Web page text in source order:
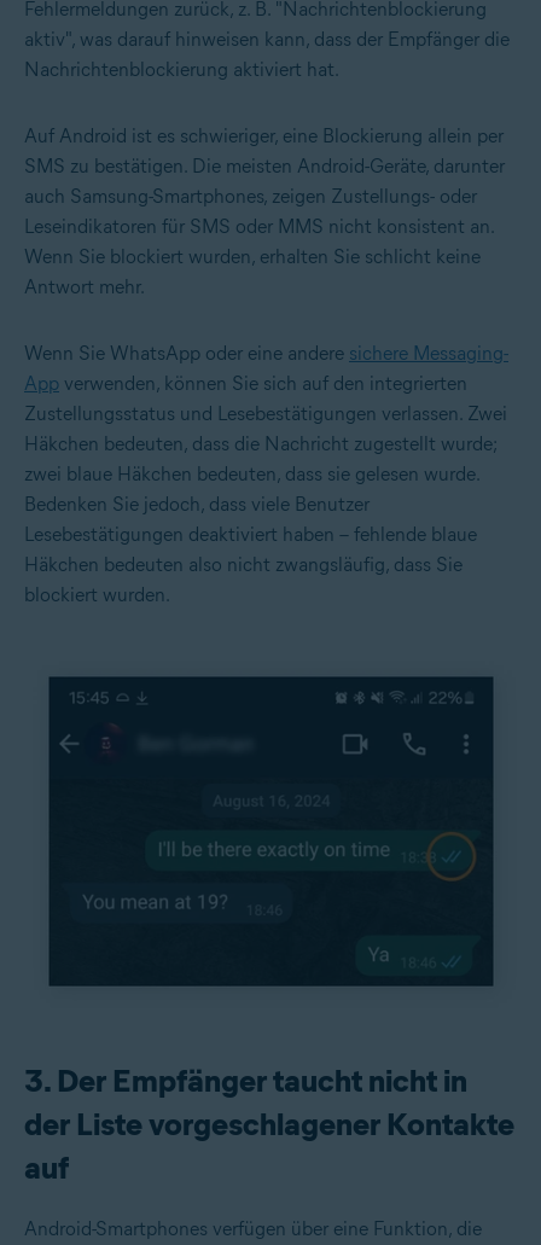
Fehlermeldungen zurück, z. B. "Nachrichtenblockierung
aktiv", was darauf hinweisen kann, dass der Empfänger die
Nachrichtenblockierung aktiviert hat.
Auf Android ist es schwieriger, eine Blockierung allein per
SMS zu bestätigen. Die meisten Android-Geräte, darunter
auch Samsung-Smartphones, zeigen Zustellungs- oder
Leseindikatoren für SMS oder MMS nicht konsistent an.
Wenn Sie blockiert wurden, erhalten Sie schlicht keine
Antwort mehr.
Wenn Sie WhatsApp oder eine andere sichere Messaging-
App verwenden, können Sie sich auf den integrierten
Zustellungsstatus und Lesebestätigungen verlassen. Zwei
Häkchen bedeuten, dass die Nachricht zugestellt wurde;
zwei blaue Häkchen bedeuten, dass sie gelesen wurde.
Bedenken Sie jedoch, dass viele Benutzer
Lesebestätigungen deaktiviert haben – fehlende blaue
Häkchen bedeuten also nicht zwangsläufig, dass Sie
blockiert wurden.
3. Der Empfänger taucht nicht in
der Liste vorgeschlagener Kontakte
auf
Android-Smartphones verfügen über eine Funktion, die